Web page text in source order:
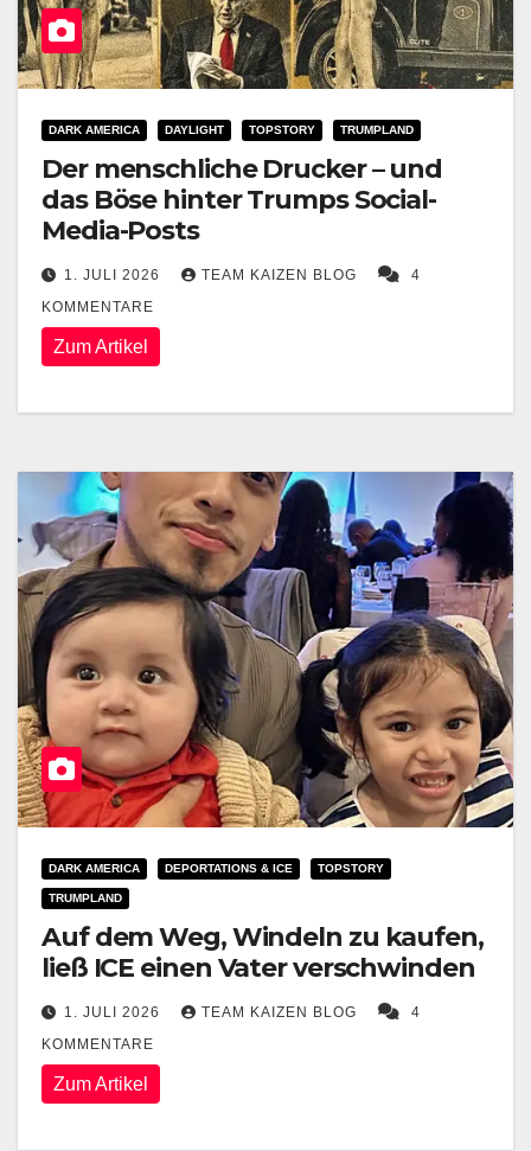
DARK AMERICA DAYLIGHT TOPSTORY TRUMPLAND
Der menschliche Drucker – und
das Böse hinter Trumps Social-
Media-Posts
1. JULI 2026 TEAM KAIZEN BLOG
4
KOMMENTARE
Zum Artikel
DARK AMERICA DEPORTATIONS & ICE TOPSTORY
TRUMPLAND
Auf dem Weg, Windeln zu kaufen,
ließ ICE einen Vater verschwinden
1. JULI 2026 TEAM KAIZEN BLOG
4
KOMMENTARE
Zum Artikel